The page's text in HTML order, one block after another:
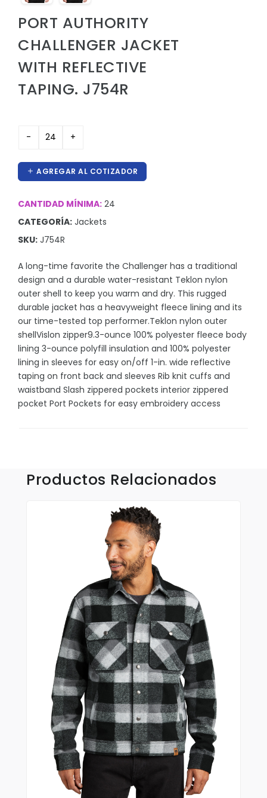
Hieleras
Kit de higiene y protección
Lanyards
Lentes
Manteles y Alfombras
Outdoor y Ocio
Proteccion e Higiene
ProudPath
Reconocimientos
Regalos por Ocasion
Sombrillas y Paraguas
Sony
Suculentas
Tecnologia
Xiaomi
Callaway
Indumentaria Mundialista
Jackets
Juniors
Juvenil
Maletines
Mujeres
Niños
Pantalones
Polos
PORT AUTHORITY
CHALLENGER JACKET
WITH REFLECTIVE
TAPING. J754R
AGREGAR AL COTIZADOR
CANTIDAD MÍNIMA: 24
CATEGORÍA: Jackets
SKU: J754R
A long-time favorite the Challenger has a traditional
design and a durable water-resistant Teklon nylon
outer shell to keep you warm and dry. This rugged
durable jacket has a heavyweight fleece lining and its
our time-tested top performer.Teklon nylon outer
shellVislon zipper9.3-ounce 100% polyester fleece body
lining 3-ounce polyfill insulation and 100% polyester
lining in sleeves for easy on/off 1-in. wide reflective
taping on front back and sleeves Rib knit cuffs and
waistband Slash zippered pockets interior zippered
pocket Port Pockets for easy embroidery access
Productos Relacionados